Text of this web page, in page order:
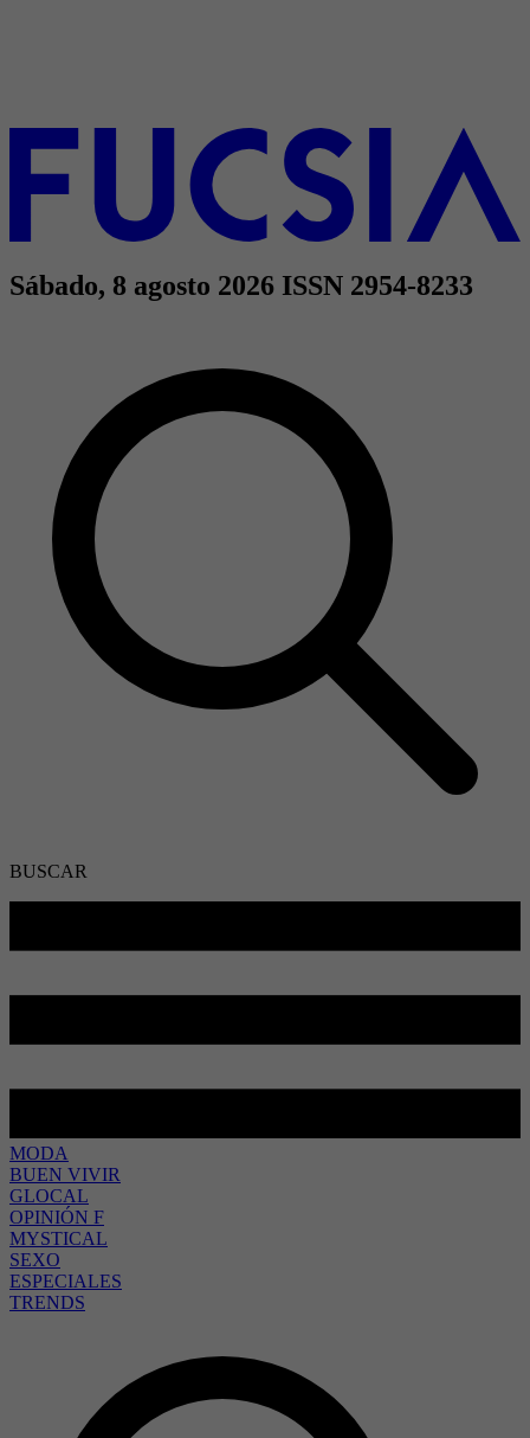
Sábado, 8 agosto 2026 ISSN 2954-8233
BUSCAR
MODA
BUEN VIVIR
GLOCAL
OPINIÓN F
MYSTICAL
SEXO
ESPECIALES
TRENDS